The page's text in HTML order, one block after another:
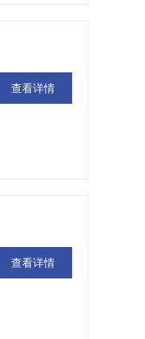
查看详情
查看详情